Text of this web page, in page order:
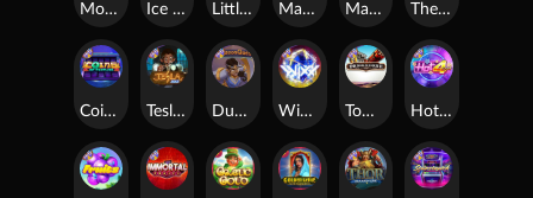
Manhattan Goes Wild
Monkey's Gold xPays Little Bighorn
Tesla Jolt Dungeon Quest
Coins of Fortune
Mayan Magic Wildfire
WiXX Hot 4 Cash
Tombstone
The Creepy Carnival
Ice Ice Yeti